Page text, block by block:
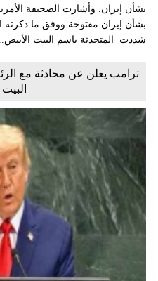
بشأن إيران. وأشارت الصحيفة
بشأن إيران مفتوحة ووفق ما ذكرته
شددت المتحدثة باسم البيت
ترامب يعلن عن محادثة مع